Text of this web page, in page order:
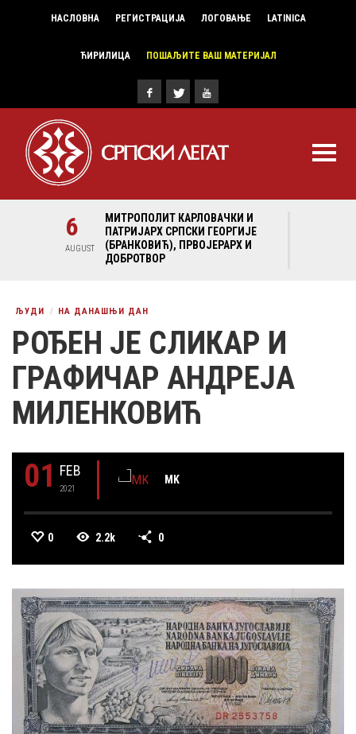
НАСЛОВНА РЕГИСТРАЦИЈА ЛОГОВАЊЕ LATINICA
ЋИРИЛИЦА ПОШАЉИТЕ ВАШ МАТЕРИЈАЛ
6
AUGUST
МИТРОПОЛИТ КАРЛОВАЧКИ И
ПАТРИЈАРХ СРПСКИ ГЕОРГИЈЕ
(БРАНКОВИЋ), ПРВОЈЕРАРХ И
ДОБРОТВОР
ЉУДИ НА ДАНАШЊИ ДАН
РОЂЕН ЈЕ СЛИКАР И
ГРАФИЧАР АНДРЕЈА
МИЛЕНКОВИЋ
01 FEB
2021
MK
0 2.2k 0